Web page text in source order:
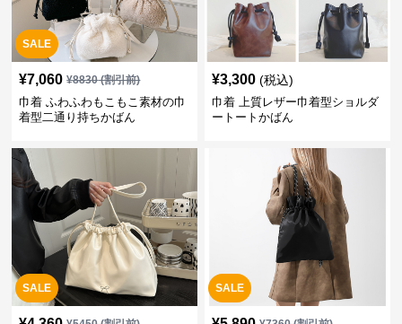
SALE
¥7,060 ¥8830(割引前)
巾着 ふわふわもこもこ素材の巾
着型二通り持ちかばん
¥3,300 (税込)
巾着 上質レザー巾着型ショルダ
ートートかばん
SALE SALE